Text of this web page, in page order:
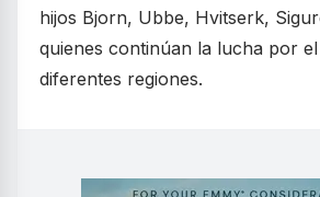
hijos Bjorn, Ubbe, Hvitserk,
quienes continúan la lucha por
diferentes regiones.